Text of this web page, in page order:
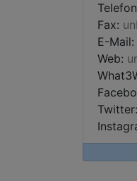
Fax:
E-Mail:
Web:
Twitter: